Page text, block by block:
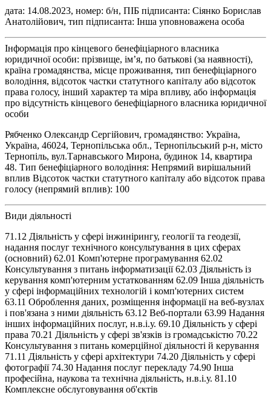
дата: 14.08.2023, номер: б/н, ПІБ підписанта: Сіянко Борислав
Анатолійович, тип підписанта: Інша уповноважена особа
Інформація про кінцевого бенефіціарного власника
юридичної особи: прізвище, ім’я, по батькові (за наявності),
країна громадянства, місце проживання, тип бенефіціарного
володіння, відсоток частки статутного капіталу або відсоток
права голосу, інший характер та міра впливу, або інформація
про відсутність кінцевого бенефіціарного власника юридичної
особи
Рябченко Олександр Сергійович, громадянство: Україна,
Україна, 46024, Тернопільська обл., Тернопільський р-н, місто
Тернопіль, вул.Тарнавського Мирона, будинок 14, квартира
48. Тип бенефіціарного володіння: Непрямий вирішальний
вплив Відсоток частки статутного капіталу або відсоток права
голосу (непрямий вплив): 100
Види діяльності
71.12 Діяльність у сфері інжинірингу, геології та геодезії,
надання послуг технічного консультування в цих сферах
(основний) 62.01 Комп'ютерне програмування 62.02
Консультування з питань інформатизації 62.03 Діяльність із
керування комп'ютерним устаткованням 62.09 Інша діяльність
у сфері інформаційних технологій і комп'ютерних систем
63.11 Оброблення даних, розміщення інформації на веб-вузлах
і пов'язана з ними діяльність 63.12 Веб-портали 63.99 Надання
інших інформаційних послуг, н.в.і.у. 69.10 Діяльність у сфері
права 70.21 Діяльність у сфері зв'язків із громадськістю 70.22
Консультування з питань комерційної діяльності й керування
71.11 Діяльність у сфері архітектури 74.20 Діяльність у сфері
фотографії 74.30 Надання послуг перекладу 74.90 Інша
професійна, наукова та технічна діяльність, н.в.і.у. 81.10
Комплексне обслуговування об'єктів